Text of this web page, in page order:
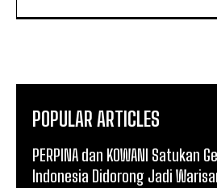
POPULAR ARTICLES
PERPINA dan KOWANI Satukan
Indonesia Didorong Jadi